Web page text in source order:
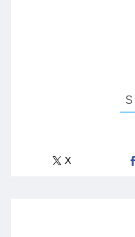
X